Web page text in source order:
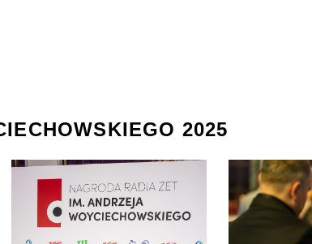
2025